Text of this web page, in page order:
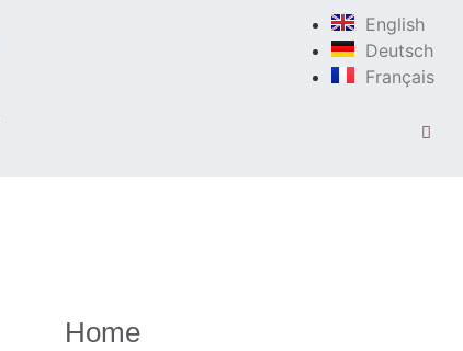
English
Deutsch
Français
Home